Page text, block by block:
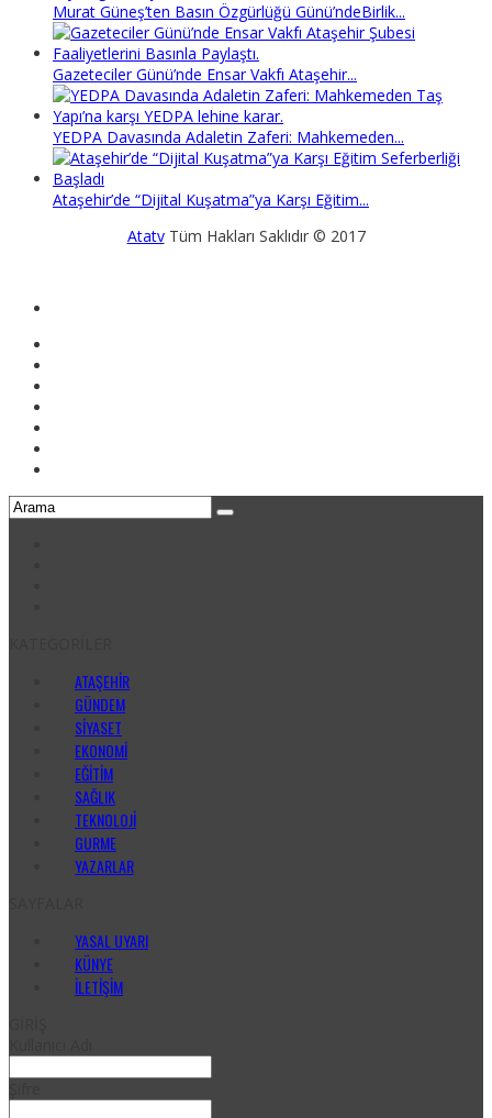
Murat Güneş’ten Basın Özgürlüğü Günü’ndeBirlik...
Gazeteciler Günü’nde Ensar Vakfı Ataşehir...
YEDPA Davasında Adaletin Zaferi: Mahkemeden...
Ataşehir’de “Dijital Kuşatma”ya Karşı Eğitim...
AtatvTüm Hakları Saklıdır © 2017
ATAŞEHİR
GÜNDEM
SİYASET
EKONOMİ
EĞİTİM
SAĞLIK
TEKNOLOJİ
GURME
YAZARLAR
YASAL UYARI
KÜNYE
İLETIŞIM